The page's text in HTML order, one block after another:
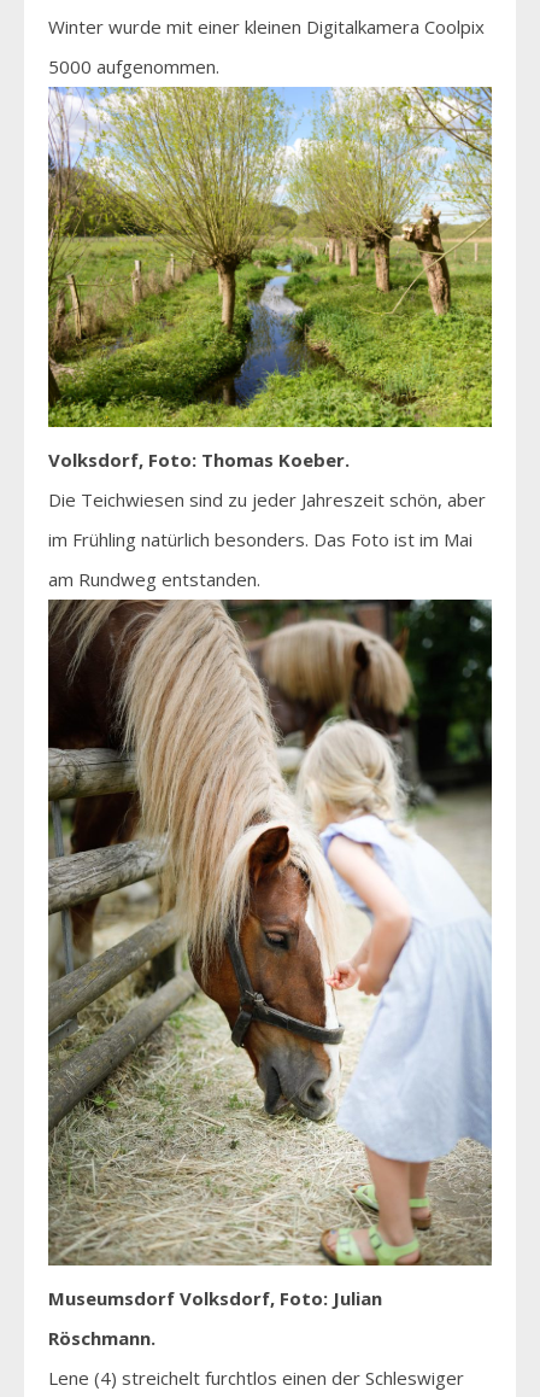
Winter wurde mit einer kleinen Digitalkamera Coolpix
5000 aufgenommen.
Volksdorf, Foto: Thomas Koeber.
Die Teichwiesen sind zu jeder Jahreszeit schön, aber
im Frühling natürlich besonders. Das Foto ist im Mai
am Rundweg entstanden.
Museumsdorf Volksdorf, Foto: Julian
Röschmann.
Lene (4) streichelt furchtlos einen der Schleswiger